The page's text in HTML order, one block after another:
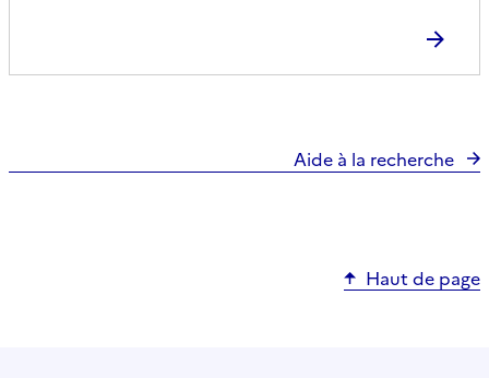
Aide à la recherche
Haut de page